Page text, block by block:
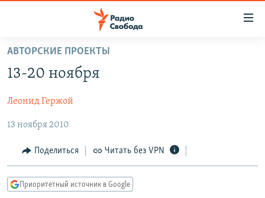
упрощенного
доступа
содержанию
Вернутся
главной
навигации
АВТОРСКИЕ ПРОЕКТЫ
ЦИТАТЫ СВОБОДЫ
МНЕНИЯ
КУЛЬТУРА
IDEL.РЕАЛИИ
АВТОРСКИЕ ПРОЕКТЫ
13-20 ноября
Леонид Гержой
13 ноября 2010
Поделиться Читать без VPN
Приоритетный источник в Google